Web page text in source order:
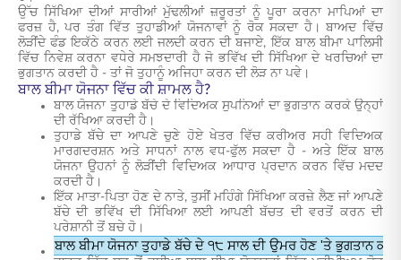
ਉੱਚ ਸਿੱਖਿਆ ਦੀਆਂ ਸਾਰੀਆਂ ਮੁੱਢਲੀਆਂ ਜ਼ਰੂਰਤਾਂ ਨੂੰ ਪੂਰਾ ਕਰਨਾ ਮਾਪਿਆਂ ਦਾ
ਫਰਜ਼ ਹੈ, ਪਰ ਤੰਗ ਵਿੱਤ ਤੁਹਾਡੀਆਂ ਯੋਜਨਾਵਾਂ ਨੂੰ ਰੋਕ ਸਕਦਾ ਹੈ। ਬਾਅਦ ਵਿੱਚ
ਲੋੜੀਂਦੇ ਫੰਡ ਇਕੱਠੇ ਕਰਨ ਲਈ ਜਲਦੀ ਕਰਨ ਦੀ ਬਜਾਏ, ਇੱਕ ਬਾਲ ਬੀਮਾ ਪਾਲਿਸੀ
ਵਿੱਚ ਨਿਵੇਸ਼ ਕਰਨਾ ਵਧੇਰੇ ਸਮਝਦਾਰੀ ਹੈ ਜੋ ਭਵਿੱਖ ਦੀ ਸਿੱਖਿਆ ਦੇ ਖਰਚਿਆਂ ਦਾ
ਭੁਗਤਾਨ ਕਰਦੀ ਹੈ - ਤਾਂ ਜੋ ਤੁਹਾਨੂੰ ਅਜਿਹਾ ਕਰਨ ਦੀ ਲੋੜ ਨਾ ਪਵੇ।
ਬਾਲ ਬੀਮਾ ਯੋਜਨਾ ਵਿੱਚ ਕੀ ਸ਼ਾਮਲ ਹੈ?
ਬਾਲ ਯੋਜਨਾ ਤੁਹਾਡੇ ਬੱਚੇ ਦੇ ਵਿਦਿਅਕ ਸੁਪਨਿਆਂ ਦਾ ਭੁਗਤਾਨ ਕਰਕੇ ਉਨ੍ਹਾਂ
ਦੀ ਰੱਖਿਆ ਕਰਦੀ ਹੈ।
ਤੁਹਾਡੇ ਬੱਚੇ ਦਾ ਆਪਣੇ ਚੁਣੇ ਹੋਏ ਖੇਤਰ ਵਿੱਚ ਕਰੀਅਰ ਸਹੀ ਵਿਦਿਅਕ
ਮਾਰਗਦਰਸ਼ਨ ਅਤੇ ਸਾਧਨਾਂ ਨਾਲ ਵਧ-ਫੁੱਲ ਸਕਦਾ ਹੈ - ਅਤੇ ਇੱਕ ਬਾਲ
ਯੋਜਨਾ ਉਹਨਾਂ ਨੂੰ ਲੋੜੀਂਦੀ ਵਿਦਿਅਕ ਆਧਾਰ ਪ੍ਰਦਾਨ ਕਰਨ ਵਿੱਚ ਮਦਦ
ਕਰਦੀ ਹੈ।
ਇੱਕ ਮਾਤਾ-ਪਿਤਾ ਹੋਣ ਦੇ ਨਾਤੇ, ਤੁਸੀਂ ਮਹਿੰਗੇ ਸਿੱਖਿਆ ਕਰਜ਼ੇ ਲੈਣ ਜਾਂ ਆਪਣੇ
ਬੱਚੇ ਦੀ ਭਵਿੱਖ ਦੀ ਸਿੱਖਿਆ ਲਈ ਆਪਣੀ ਬੱਚਤ ਦੀ ਵਰਤੋਂ ਕਰਨ ਦੀ
ਪਰੇਸ਼ਾਨੀ ਤੋਂ ਬਚੇ ਹੋ।
ਬਾਲ ਬੀਮਾ ਯੋਜਨਾ ਤੁਹਾਡੇ ਬੱਚੇ ਦੇ ੧੮ ਸਾਲ ਦੀ ਉਮਰ ਹੋਣ 'ਤੇ ਭੁਗਤਾਨ